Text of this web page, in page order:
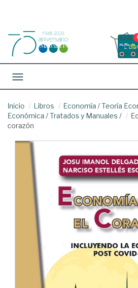
Toggle navigation
Inicio Libros Economía /Teoría
Económica /Tratados y Manuales /
corazón